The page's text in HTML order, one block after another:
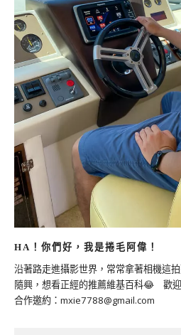
HA！你們好，我是捲毛阿偉！
沿著路走進攝影世界，常常拿著相機這
隨興，想看正經的推薦維基百科😂 歡
合作邀約： mxie7788@gmail.com